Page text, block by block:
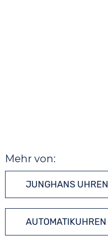
Mehr von:
JUNGHANS UHREN
AUTOMATIKUHREN